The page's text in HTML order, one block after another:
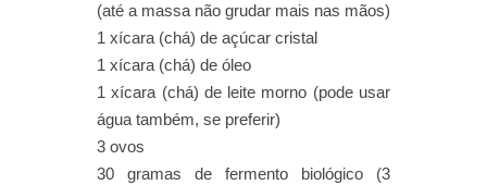
(até a massa não grudar mais nas mãos)
1 xícara (chá) de açúcar cristal
1 xícara (chá) de óleo
1 xícara (chá) de leite morno (pode usar
água também, se preferir)
3 ovos
30 gramas de fermento biológico (3